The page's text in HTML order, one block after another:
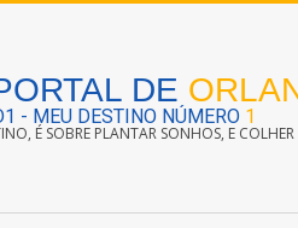
DE
- MEU DESTINO NÚMERO 1
É SOBRE PLANTAR SONHOS, E COLHER